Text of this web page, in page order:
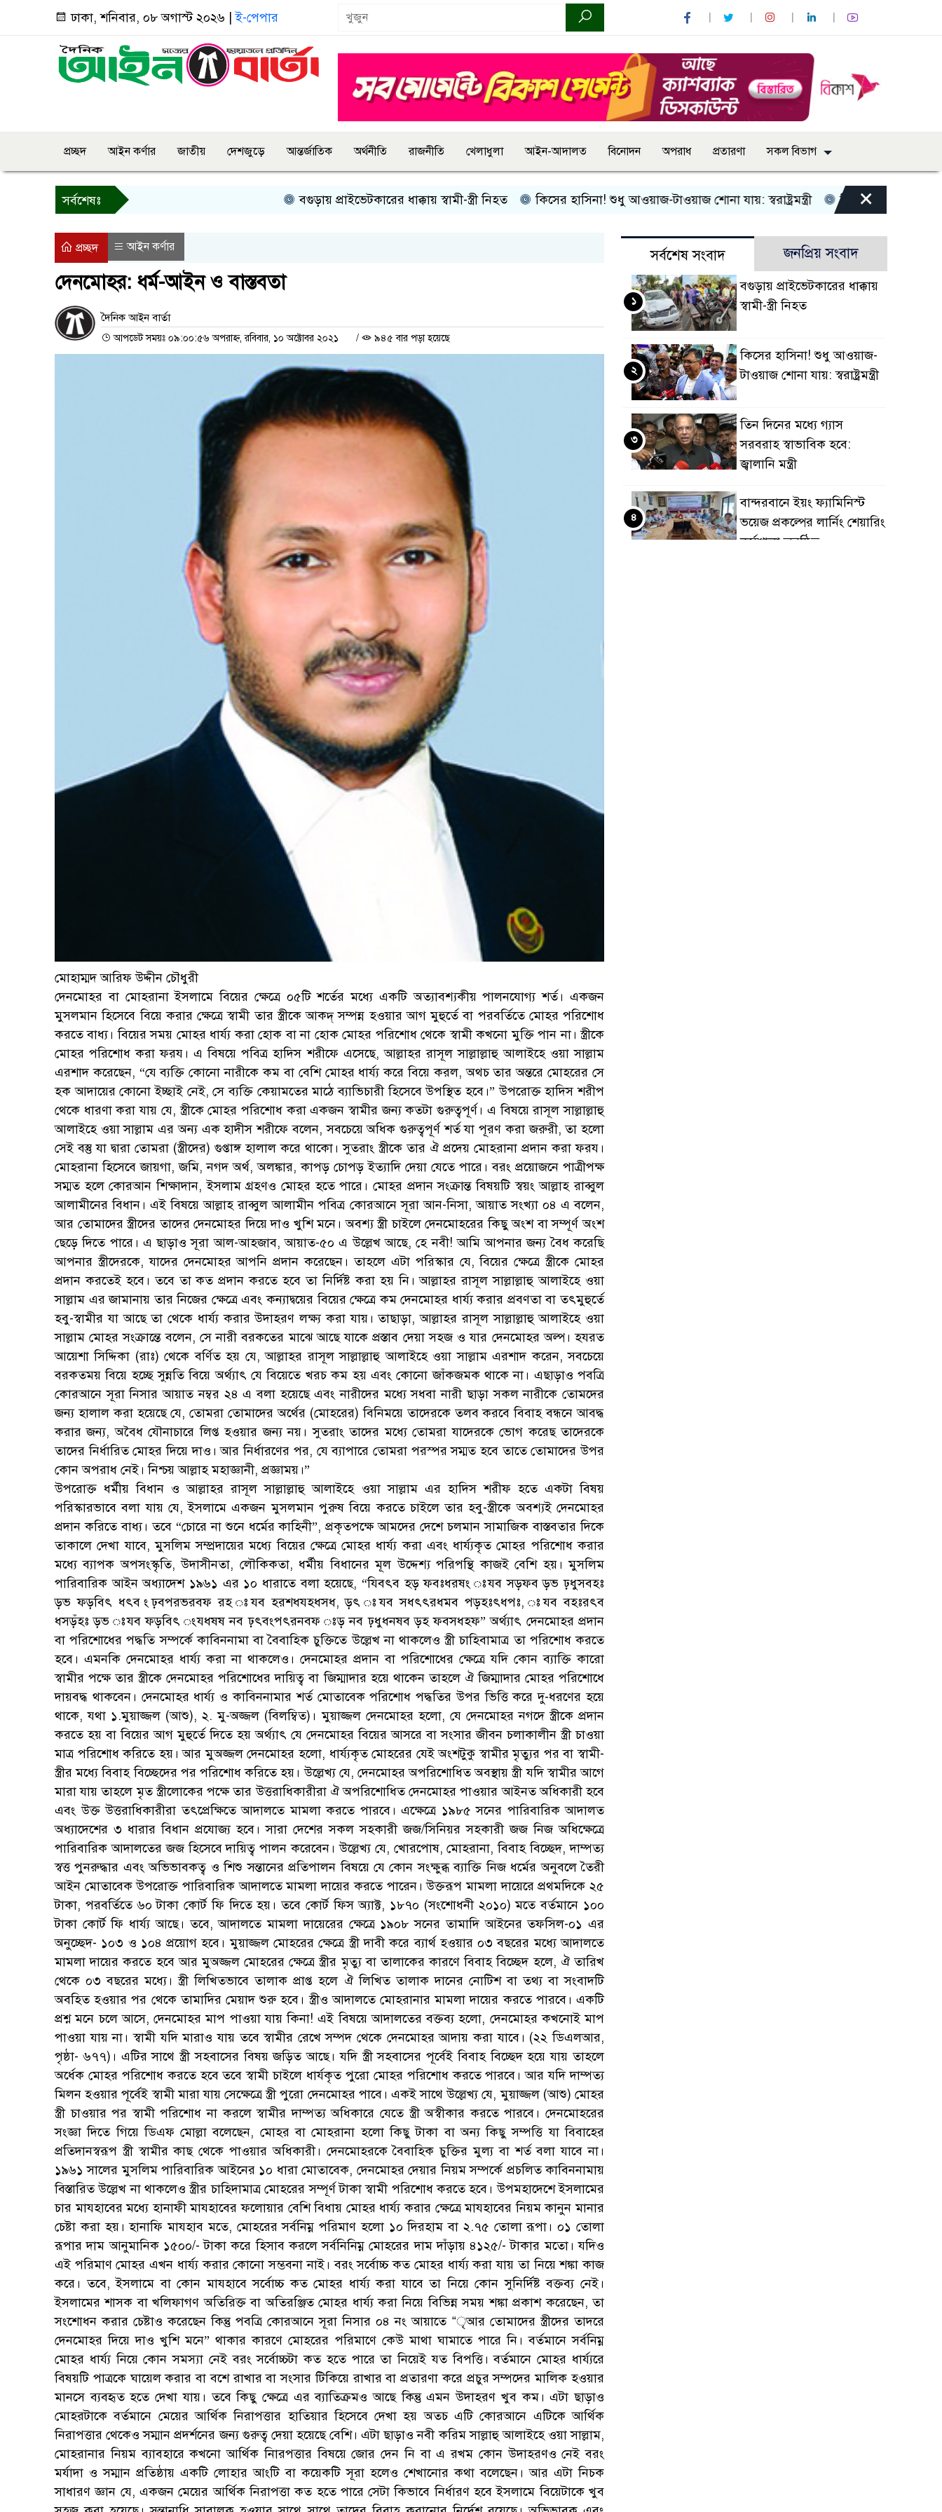
ঢাকা, শনিবার, ০৮ অগাস্ট ২০২৬ |ই-পেপার
প্রচ্ছদ আইন কর্ণার জাতীয় দেশজুড়ে আন্তর্জাতিক অর্থনীতি রাজনীতি খেলাধুলা আইন-আদালত বিনোদন অপরাধ প্রতারণা সকল বিভাগ
সর্বশেষঃ বগুড়ায় প্রাইভেটকারের ধাক্কায় স্বামী-স্ত্রী নিহত কিসের হাসিনা! শুধু আওয়াজ-টাওয়াজ শোনা যায়: স্বরাষ্ট্রমন্ত্রী তিন দিনের মধ্যে গ্যাস সরবরাহ
×
প্রচ্ছদ আইন কর্ণার
দেনমোহর: ধর্ম-আইন ও বাস্তবতা
দৈনিক আইন বার্তা
আপডেট সময়ঃ ০৯:০০:৫৬ অপরাহ্ন, রবিবার, ১০ অক্টোবর ২০২১ / ৯৪৫ বার পড়া হয়েছে
মোহাম্মদ আরিফ উদ্দীন চৌধুরী
দেনমোহর বা মোহরানা ইসলামে বিয়ের ক্ষেত্রে ০৫টি শর্তের মধ্যে একটি অত্যাবশ্যকীয় পালনযোগ্য শর্ত। একজন
মুসলমান হিসেবে বিয়ে করার ক্ষেত্রে স্বামী তার স্ত্রীকে আকদ্ সম্পন্ন হওয়ার আগ মুহুর্তে বা পরবর্তিতে মোহর পরিশোধ
করতে বাধ্য। বিয়ের সময় মোহর ধার্য্য করা হোক বা না হোক মোহর পরিশোধ থেকে স্বামী কখনো মুক্তি পান না। স্ত্রীকে
মোহর পরিশোধ করা ফরয। এ বিষয়ে পবিত্র হাদিস শরীফে এসেছে, আল্লাহর রাসূল সাল্লাল্লাহু আলাইহে ওয়া সাল্লাম
এরশাদ করেছেন, “যে ব্যক্তি কোনো নারীকে কম বা বেশি মোহর ধার্য্য করে বিয়ে করল, অথচ তার অন্তরে মোহরের সে
হক আদায়ের কোনো ইচ্ছাই নেই, সে ব্যক্তি কেয়ামতের মাঠে ব্যাভিচারী হিসেবে উপস্থিত হবে।” উপরোক্ত হাদিস শরীপ
থেকে ধারণা করা যায় যে, স্ত্রীকে মোহর পরিশোধ করা একজন স্বামীর জন্য কতটা গুরুত্বপূর্ণ। এ বিষয়ে রাসূল সাল্লাল্লাহু
আলাইহে ওয়া সাল্লাম এর অন্য এক হাদীস শরীফে বলেন, সবচেয়ে অধিক গুরুত্বপূর্ণ শর্ত যা পূরণ করা জরুরী, তা হলো
সেই বস্তু যা দ্বারা তোমরা (স্ত্রীদের) গুপ্তাঙ্গ হালাল করে থাকো। সুতরাং স্ত্রীকে তার ঐ প্রদেয় মোহরানা প্রদান করা ফরয।
মোহরানা হিসেবে জায়গা, জমি, নগদ অর্থ, অলঙ্কার, কাপড় চোপড় ইত্যাদি দেয়া যেতে পারে। বরং প্রয়োজনে পাত্রীপক্ষ
সম্মত হলে কোরআন শিক্ষাদান, ইসলাম গ্রহণও মোহর হতে পারে। মোহর প্রদান সংক্রান্ত বিষয়টি স্বয়ং আল্লাহ রাব্বুল
আলামীনের বিধান। এই বিষয়ে আল্লাহ রাব্বুল আলামীন পবিত্র কোরআনে সূরা আন-নিসা, আয়াত সংখ্যা ০৪ এ বলেন,
আর তোমাদের স্ত্রীদের তাদের দেনমোহর দিয়ে দাও খুশি মনে। অবশ্য স্ত্রী চাইলে দেনমোহরের কিছু অংশ বা সম্পূর্ণ অংশ
ছেড়ে দিতে পারে। এ ছাড়াও সূরা আল-আহজাব, আয়াত-৫০ এ উল্লেখ আছে, হে নবী! আমি আপনার জন্য বৈধ করেছি
আপনার স্ত্রীদেরকে, যাদের দেনমোহর আপনি প্রদান করেছেন। তাহলে এটা পরিস্কার যে, বিয়ের ক্ষেত্রে স্ত্রীকে মোহর
প্রদান করতেই হবে। তবে তা কত প্রদান করতে হবে তা নির্দিষ্ট করা হয় নি। আল্লাহর রাসূল সাল্লাল্লাহু আলাইহে ওয়া
সাল্লাম এর জামানায় তার নিজের ক্ষেত্রে এবং কন্যাদ্বয়ের বিয়ের ক্ষেত্রে কম দেনমোহর ধার্য্য করার প্রবণতা বা তৎমুহুর্তে
হবু-স্বামীর যা আছে তা থেকে ধার্য্য করার উদাহরণ লক্ষ্য করা যায়। তাছাড়া, আল্লাহর রাসূল সাল্লাল্লাহু আলাইহে ওয়া
সাল্লাম মোহর সংক্রান্তে বলেন, সে নারী বরকতের মাঝে আছে যাকে প্রস্তাব দেয়া সহজ ও যার দেনমোহর অল্প। হযরত
আয়েশা সিদ্দিকা (রাঃ) থেকে বর্ণিত হয় যে, আল্লাহর রাসূল সাল্লাল্লাহু আলাইহে ওয়া সাল্লাম এরশাদ করেন, সবচেয়ে
বরকতময় বিয়ে হচ্ছে সুন্নতি বিয়ে অর্থ্যাৎ যে বিয়েতে খরচ কম হয় এবং কোনো জাঁকজমক থাকে না। এছাড়াও পবত্রি
কোরআনে সূরা নিসার আয়াত নম্বর ২৪ এ বলা হয়েছে এবং নারীদের মধ্যে সধবা নারী ছাড়া সকল নারীকে তোমদের
জন্য হালাল করা হয়েছে যে, তোমরা তোমাদের অর্থের (মোহরের) বিনিময়ে তাদেরকে তলব করবে বিবাহ বন্ধনে আবদ্ধ
করার জন্য, অবৈধ যৌনাচারে লিপ্ত হওয়ার জন্য নয়। সুতরাং তাদের মধ্যে তোমরা যাদেরকে ভোগ করেছ তাদেরকে
তাদের নির্ধারিত মোহর দিয়ে দাও। আর নির্ধারণের পর, যে ব্যাপারে তোমরা পরস্পর সম্মত হবে তাতে তোমাদের উপর
কোন অপরাধ নেই। নিশ্চয় আল্লাহ মহাজ্ঞানী, প্রজ্ঞাময়।”
উপরোক্ত ধর্মীয় বিধান ও আল্লাহর রাসূল সাল্লাল্লাহু আলাইহে ওয়া সাল্লাম এর হাদিস শরীফ হতে একটা বিষয়
পরিস্কারভাবে বলা যায় যে, ইসলামে একজন মুসলমান পুরুষ বিয়ে করতে চাইলে তার হবু-স্ত্রীকে অবশ্যই দেনমোহর
প্রদান করিতে বাধ্য। তবে “চোরে না শুনে ধর্মের কাহিনী”, প্রকৃতপক্ষে আমদের দেশে চলমান সামাজিক বাস্তবতার দিকে
তাকালে দেখা যাবে, মুসলিম সম্প্রদায়ের মধ্যে বিয়ের ক্ষেত্রে মোহর ধার্য্য করা এবং ধার্য্যকৃত মোহর পরিশোধ করার
মধ্যে ব্যাপক অপসংস্কৃতি, উদাসীনতা, লৌকিকতা, ধর্মীয় বিধানের মূল উদ্দেশ্য পরিপন্থি কাজই বেশি হয়। মুসলিম
পারিবারিক আইন অধ্যাদেশ ১৯৬১ এর ১০ ধারাতে বলা হয়েছে, “যিবৎব হড় ফবঃধরষং ঃযব সড়ফব ড়ভ ঢ়ধুসবহঃ
ড়ভ ফড়বিৎ ধৎব ংঢ়বপরভরবফ রহ ঃযব হরশধযহধসধ, ড়ৎ ঃযব সধৎৎরধমব পড়হঃৎধপঃ, ঃযব বহঃরৎব
ধসড়ঁহঃ ড়ভ ঃযব ফড়বিৎ ংযধষষ নব ঢ়ৎবংপৎরনবফ ঃড় নব ঢ়ধুধনষব ড়হ ফবসধহফ” অর্থ্যাৎ দেনমোহর প্রদান
বা পরিশোধের পদ্ধতি সম্পর্কে কাবিননামা বা বৈবাহিক চুক্তিতে উল্লেখ না থাকলেও স্ত্রী চাহিবামাত্র তা পরিশোধ করতে
হবে। এমনকি দেনমোহর ধার্য্য করা না থাকলেও। দেনমোহর প্রদান বা পরিশোধের ক্ষেত্রে যদি কোন ব্যাক্তি কারো
স্বামীর পক্ষে তার স্ত্রীকে দেনমোহর পরিশোধের দায়িত্ব বা জিম্মাদার হয়ে থাকেন তাহলে ঐ জিম্মাদার মোহর পরিশোধে
দায়বদ্ধ থাকবেন। দেনমোহর ধার্য্য ও কাবিননামার শর্ত মোতাবেক পরিশোধ পদ্ধতির উপর ভিত্তি করে দু-ধরণের হয়ে
থাকে, যথা ১.মুয়াজ্জল (আশু), ২. মু-অজ্জল (বিলম্বিত)। মুয়াজ্জল দেনমোহর হলো, যে দেনমোহর নগদে স্ত্রীকে প্রদান
করতে হয় বা বিয়ের আগ মুহুর্তে দিতে হয় অর্থ্যাৎ যে দেনমোহর বিয়ের আসরে বা সংসার জীবন চলাকালীন স্ত্রী চাওয়া
মাত্র পরিশোধ করিতে হয়। আর মুঅজ্জল দেনমোহর হলো, ধার্য্যকৃত মোহরের যেই অংশটুকু স্বামীর মৃত্যুর পর বা স্বামী-
স্ত্রীর মধ্যে বিবাহ বিচ্ছেদের পর পরিশোধ করিতে হয়। উল্লেখ্য যে, দেনমোহর অপরিশোধিত অবস্থায় স্ত্রী যদি স্বামীর আগে
মারা যায় তাহলে মৃত স্ত্রীলোকের পক্ষে তার উত্তরাধিকারীরা ঐ অপরিশোধিত দেনমোহর পাওয়ার আইনত অধিকারী হবে
এবং উক্ত উত্তরাধিকারীরা তৎপ্রেক্ষিতে আদালতে মামলা করতে পারবে। এক্ষেত্রে ১৯৮৫ সনের পারিবারিক আদালত
অধ্যাদেশের ৩ ধারার বিধান প্রযোজ্য হবে। সারা দেশের সকল সহকারী জজ/সিনিয়র সহকারী জজ নিজ অধিক্ষেত্রে
পারিবারিক আদালতের জজ হিসেবে দায়িত্ব পালন করেবেন। উল্লেখ্য যে, খোরপোষ, মোহরানা, বিবাহ বিচ্ছেদ, দাম্পত্য
স্বত্ত পুনরুদ্ধার এবং অভিভাবকত্ব ও শিশু সন্তানের প্রতিপালন বিষয়ে যে কোন সংক্ষুব্ধ ব্যাক্তি নিজ ধর্মের অনুবলে তৈরী
আইন মোতাবেক উপরোক্ত পারিবারিক আদালতে মামলা দায়ের করতে পারেন। উক্তরূপ মামলা দায়েরে প্রথমদিকে ২৫
টাকা, পরবর্তিতে ৬০ টাকা কোর্ট ফি দিতে হয়। তবে কোর্ট ফিস অ্যাক্ট, ১৮৭০ (সংশোধনী ২০১০) মতে বর্তমানে ১০০
টাকা কোর্ট ফি ধার্য্য আছে। তবে, আদালতে মামলা দায়েরের ক্ষেত্রে ১৯০৮ সনের তামাদি আইনের তফসিল-০১ এর
অনুচ্ছেদ- ১০৩ ও ১০৪ প্রয়োগ হবে। মুয়াজ্জল মোহরের ক্ষেত্রে স্ত্রী দাবী করে ব্যার্থ হওয়ার ০৩ বছরের মধ্যে আদালতে
মামলা দায়ের করতে হবে আর মুঅজ্জল মোহরের ক্ষেত্রে স্ত্রীর মৃত্যু বা তালাকের কারণে বিবাহ বিচ্ছেদ হলে, ঐ তারিখ
থেকে ০৩ বছরের মধ্যে। স্ত্রী লিখিতভাবে তালাক প্রাপ্ত হলে ঐ লিখিত তালাক দানের নোটিশ বা তথ্য বা সংবাদটি
অবহিত হওয়ার পর থেকে তামাদির মেয়াদ শুরু হবে। স্ত্রীও আদালতে মোহরানার মামলা দায়ের করতে পারবে। একটি
প্রশ্ন মনে চলে আসে, দেনমোহর মাপ পাওয়া যায় কিনা! এই বিষয়ে আদালতের বক্তব্য হলো, দেনমোহর কখনোই মাপ
পাওয়া যায় না। স্বামী যদি মারাও যায় তবে স্বামীর রেখে সম্পদ থেকে দেনমোহর আদায় করা যাবে। (২২ ডিএলআর,
পৃষ্ঠা- ৬৭৭)। এটির সাথে স্ত্রী সহবাসের বিষয় জড়িত আছে। যদি স্ত্রী সহবাসের পূর্বেই বিবাহ বিচ্ছেদ হয়ে যায় তাহলে
অর্ধেক মোহর পরিশোধ করতে হবে তবে স্বামী চাইলে ধার্যকৃত পুরো মোহর পরিশোধ করতে পারবে। আর যদি দাম্পত্য
মিলন হওয়ার পূর্বেই স্বামী মারা যায় সেক্ষেত্রে স্ত্রী পুরো দেনমোহর পাবে। একই সাথে উল্লেখ্য যে, মুয়াজ্জল (আশু) মোহর
স্ত্রী চাওয়ার পর স্বামী পরিশোধ না করলে স্বামীর দাম্পত্য অধিকারে যেতে স্ত্রী অস্বীকার করতে পারবে। দেনমোহরের
সংজ্ঞা দিতে গিয়ে ডিএফ মোল্লা বলেছেন, মোহর বা মোহরানা হলো কিছু টাকা বা অন্য কিছু সম্পত্তি যা বিবাহের
প্রতিদানস্বরূপ স্ত্রী স্বামীর কাছ থেকে পাওয়ার অধিকারী। দেনমোহরকে বৈবাহিক চুক্তির মুল্য বা শর্ত বলা যাবে না।
১৯৬১ সালের মুসলিম পারিবারিক আইনের ১০ ধারা মোতাবেক, দেনমোহর দেয়ার নিয়ম সম্পর্কে প্রচলিত কাবিননামায়
বিস্তারিত উল্লেখ না থাকলেও স্ত্রীর চাহিদামাত্র মোহরের সম্পূর্ণ টাকা স্বামী পরিশোধ করতে হবে। উপমহাদেশে ইসলামের
চার মাযহাবের মধ্যে হানাফী মাযহাবের ফলোয়ার বেশি বিধায় মোহর ধার্য্য করার ক্ষেত্রে মাযহাবের নিয়ম কানুন মানার
চেষ্টা করা হয়। হানাফি মাযহাব মতে, মোহরের সর্বনিম্ন পরিমাণ হলো ১০ দিরহাম বা ২.৭৫ তোলা রূপা। ০১ তোলা
রূপার দাম আনুমানিক ১৫০০/- টাকা করে হিসাব করলে সর্বনিনিম্ন মোহরের দাম দাঁড়ায় ৪১২৫/- টাকার মতো। যদিও
এই পরিমাণ মোহর এখন ধার্য্য করার কোনো সম্ভবনা নাই। বরং সর্বোচ্চ কত মোহর ধার্য্য করা যায় তা নিয়ে শঙ্কা কাজ
করে। তবে, ইসলামে বা কোন মাযহাবে সর্বোচ্চ কত মোহর ধার্য্য করা যাবে তা নিয়ে কোন সুনির্দিষ্ট বক্তব্য নেই।
ইসলামের শাসক বা খলিফাগণ অতিরিক্ত বা অতিরঞ্জিত মোহর ধার্য্য করা নিয়ে বিভিন্ন সময় শঙ্কা প্রকাশ করেছেন, তা
সংশোধন করার চেষ্টাও করেছেন কিন্তু পবত্রি কোরআনে সূরা নিসার ০৪ নং আয়াতে “ৃআর তোমাদের স্ত্রীদের তাদরে
দেনমোহর দিয়ে দাও খুশি মনে” থাকার কারণে মোহরের পরিমাণে কেউ মাথা ঘামাতে পারে নি। বর্তমানে সর্বনিম্ন
মোহর ধার্য্য নিয়ে কোন সমস্যা নেই বরং সর্বোচ্চটা কত হতে পারে তা নিয়েই যত বিপত্তি। বর্তমানে মোহর ধার্য্যরে
বিষয়টি পাত্রকে ঘায়েল করার বা বশে রাখার বা সংসার টিকিয়ে রাখার বা প্রতারণা করে প্রচুর সম্পদের মালিক হওয়ার
মানসে ব্যবহৃত হতে দেখা যায়। তবে কিছু ক্ষেত্রে এর ব্যাতিক্রমও আছে কিন্তু এমন উদাহরণ খুব কম। এটা ছাড়াও
মোহরটাকে বর্তমানে মেয়ের আর্থিক নিরাপত্তার হাতিয়ার হিসেবে দেখা হয় অতচ এটি কোরআনে এটিকে আর্থিক
নিরাপত্তার থেকেও সম্মান প্রদর্শনের জন্য গুরুত্ব দেয়া হয়েছে বেশি। এটা ছাড়াও নবী করিম সাল্লাহু আলাইহে ওয়া সাল্লাম,
মোহরানার নিয়ম ব্যাবহারে কখনো আর্থিক নিারপত্তার বিষয়ে জোর দেন নি বা এ রখম কোন উদাহরণও নেই বরং
মর্যাদা ও সম্মান প্রতিষ্ঠায় একটি লোহার আংটি বা কয়েকটি সূরা হলেও শেখানোর কথা বলেছেন। আর এটা নিচক
সাধারণ জ্ঞান যে, একজন মেয়ের আর্থিক নিরাপত্তা কত হতে পারে সেটা কিভাবে নির্ধারণ হবে ইসলামে বিয়েটাকে খুব
সর্বশেষ সংবাদ জনপ্রিয় সংবাদ
বগুড়ায় প্রাইভেটকারের ধাক্কায়
স্বামী-স্ত্রী নিহত
১
কিসের হাসিনা! শুধু আওয়াজ-
টাওয়াজ শোনা যায়: স্বরাষ্ট্রমন্ত্রী
২
তিন দিনের মধ্যে গ্যাস
সরবরাহ স্বাভাবিক হবে:
জ্বালানি মন্ত্রী
৩
বান্দরবানে ইয়ং ফ্যামিনিস্ট
ভয়েজ প্রকল্পের লার্নিং শেয়ারিং
কর্মশালা অনুষ্ঠিত
৪